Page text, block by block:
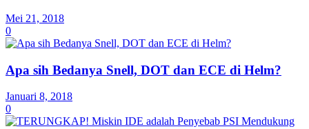
Mei 21, 2018
0
Apa sih Bedanya Snell, DOT dan ECE di Helm?
Januari 8, 2018
0